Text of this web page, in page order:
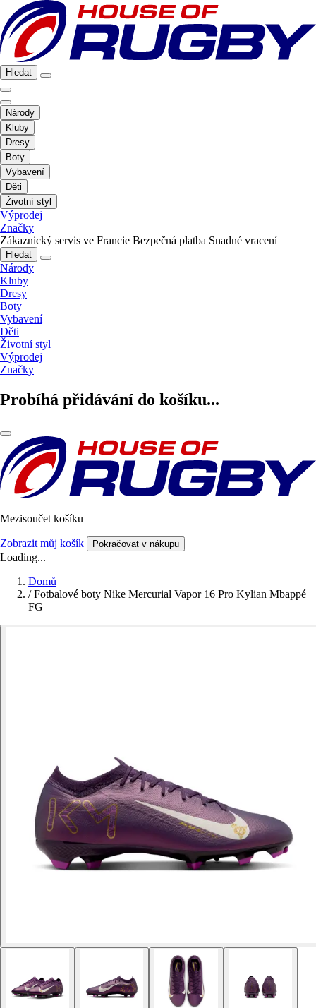
Hledat
Národy
Kluby
Dresy
Boty
Vybavení
Děti
Životní styl
Výprodej
Značky
Zákaznický servis ve Francie Bezpečná platba Snadné vracení
Hledat
Národy
Kluby
Dresy
Boty
Vybavení
Děti
Životní styl
Výprodej
Značky
Probíhá přidávání do košíku...
Mezisoučet košíku
Zobrazit můj košík Pokračovat v nákupu
Loading...
Domů
/ Fotbalové boty Nike Mercurial Vapor 16 Pro Kylian Mbappé
FG